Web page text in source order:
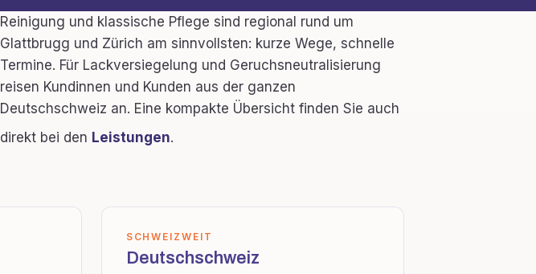
Reinigung und klassische Pflege sind regional rund um
Glattbrugg und Zürich am sinnvollsten: kurze Wege, schnelle
Termine. Für Lackversiegelung und Geruchsneutralisierung
reisen Kundinnen und Kunden aus der ganzen
Deutschschweiz an. Eine kompakte Übersicht finden Sie auch
direkt bei den Leistungen.
SCHWEIZWEIT
Deutschschweiz